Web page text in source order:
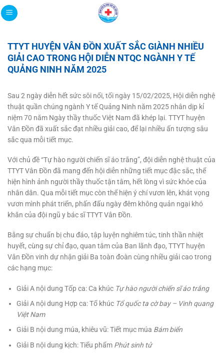
Bỏ
qua
dung
TTYT HUYỆN VÂN ĐỒN XUẤT SẮC GIÀNH NHIỀU
GIẢI CAO TRONG HỘI DIỄN NTQC NGÀNH Y TẾ
QUẢNG NINH NĂM 2025
Sau 2 ngày diễn hết sức sôi nổi, tối ngày 15/02/2025, Hội diễn nghệ
thuật quần chúng ngành Y tế Quảng Ninh năm 2025 nhân dịp kỉ
niệm 70 năm Ngày thầy thuốc Việt Nam đã khép lại. TTYT huyện
Vân Đồn đã xuất sắc đạt nhiều giải cao, để lại nhiều ấn tượng sâu
sắc qua mỗi tiết mục.
Với chủ đề “Tự hào người chiến sĩ áo trắng”, đội diễn nghệ thuật của
TTYT Vân Đồn đã mang đến hội diễn những tiết mục đặc sắc, thể
hiện hình ảnh người thầy thuốc tận tâm, hết lòng vì sức khỏe của
nhân dân. Qua mỗi tiết mục còn thể hiện ý chí vươn lên, khát vọng
vươn mình phát triển, phấn đấu ngày đêm không quản ngại khó
khăn của đội ngũ y bác sĩ TTYT Vân Đồn.
Bằng sự chuẩn bị chu đáo, tập luyện nghiêm túc, tinh thần nhiệt
huyết, cùng sự chỉ đạo, quan tâm của Ban lãnh đạo, TTYT huyện
Vân Đồn vinh dự nhận giải Ba toàn đoàn cùng nhiều giải cao trong
các hạng mục:
Giải A nội dung Tốp ca: Ca khúc Tự hào người chiến sĩ áo trắng
Giải A nội dung Hợp ca: Tổ khúc Tổ quốc ta cờ bay – Vinh quang
Việt Nam
Giải B nội dung múa, khiêu vũ: Tiết mục múa Bám biển
Giải B nội dung kịch: Tiểu phẩm Phút sinh tử